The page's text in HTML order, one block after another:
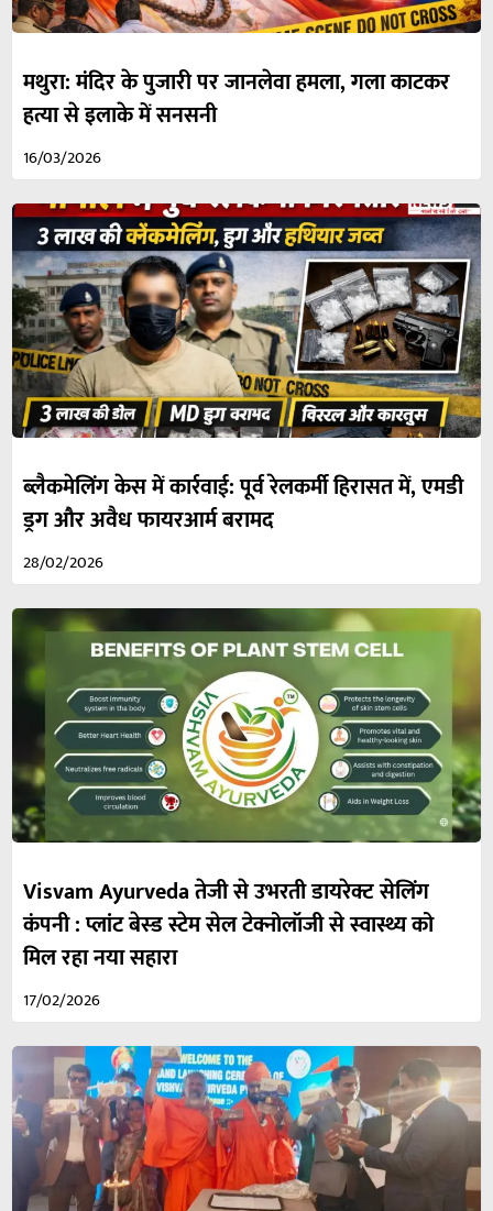
मथुरा: मंदिर के पुजारी पर जानलेवा हमला, गला काटकर
हत्या से इलाके में सनसनी
16/03/2026
ब्लैकमेलिंग केस में कार्रवाई: पूर्व रेलकर्मी हिरासत में, एमडी
ड्रग और अवैध फायरआर्म बरामद
28/02/2026
Visvam Ayurveda तेजी से उभरती डायरेक्ट सेलिंग
कंपनी : प्लांट बेस्ड स्टेम सेल टेक्नोलॉजी से स्वास्थ्य को
मिल रहा नया सहारा
17/02/2026